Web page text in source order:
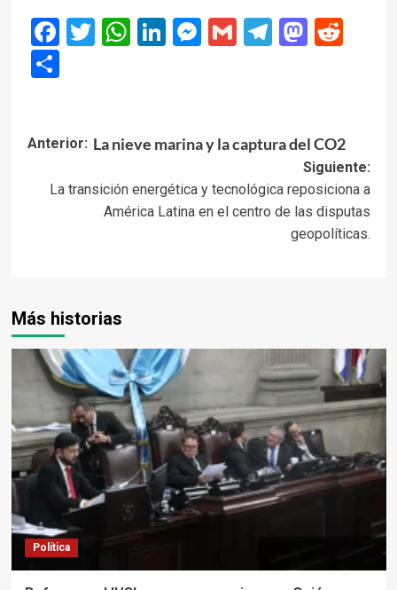
Facebook
Twitter
WhatsApp
LinkedIn
Messenger
GmailTelegram
Compartir
Navegación
entradas
Anterior: La nieve marina y la captura del CO2
Siguiente:
La transición energética y tecnológica reposiciona a
América Latina en el centro de las disputas
geopolíticas.
Más historias
Política